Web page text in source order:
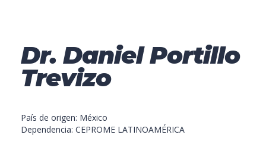
Dr. Daniel Portillo
Trevizo
País de origen: México
Dependencia: CEPROME LATINOAMÉRICA